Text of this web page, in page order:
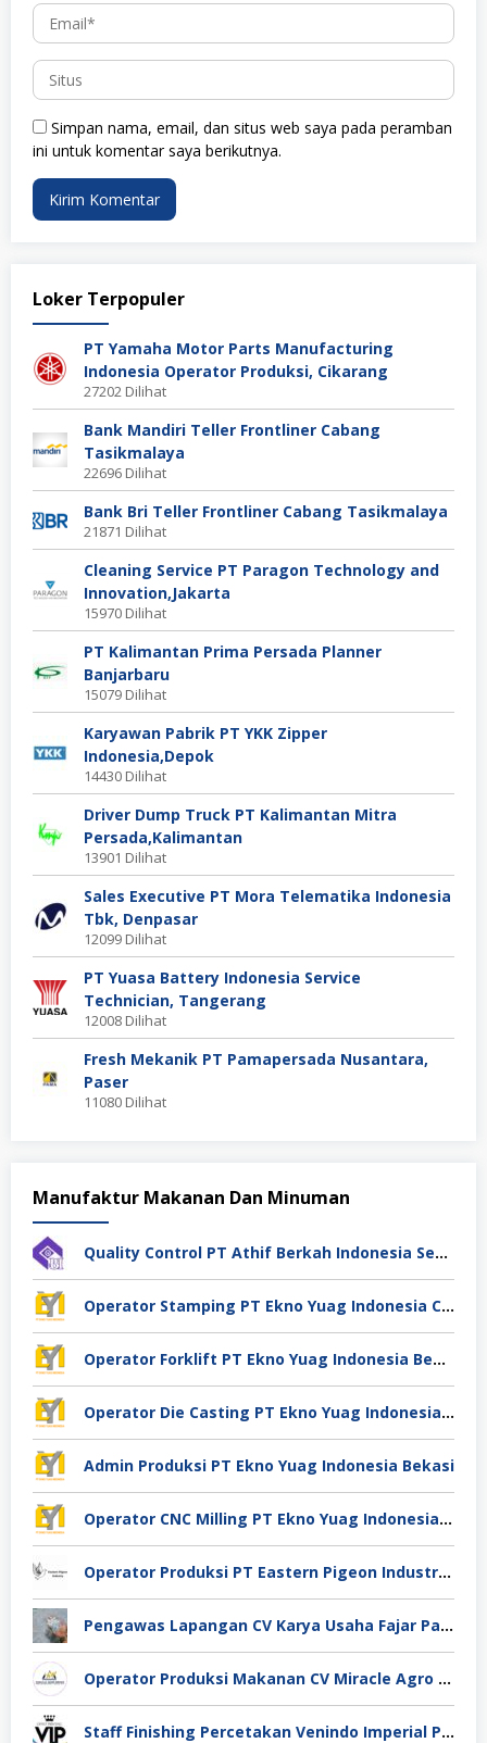
Simpan nama, email, dan situs web saya pada peramban
ini untuk komentar saya berikutnya.
Loker Terpopuler
PT Yamaha Motor Parts Manufacturing
Indonesia Operator Produksi, Cikarang
27202 Dilihat
Bank Mandiri Teller Frontliner Cabang
Tasikmalaya
22696 Dilihat
Bank Bri Teller Frontliner Cabang Tasikmalaya
21871 Dilihat
Cleaning Service PT Paragon Technology and
Innovation,Jakarta
15970 Dilihat
PT Kalimantan Prima Persada Planner
Banjarbaru
15079 Dilihat
Karyawan Pabrik PT YKK Zipper
Indonesia,Depok
14430 Dilihat
Driver Dump Truck PT Kalimantan Mitra
Persada,Kalimantan
13901 Dilihat
Sales Executive PT Mora Telematika Indonesia
Tbk, Denpasar
12099 Dilihat
PT Yuasa Battery Indonesia Service
Technician, Tangerang
12008 Dilihat
Fresh Mekanik PT Pamapersada Nusantara,
Paser
11080 Dilihat
Manufaktur Makanan Dan Minuman
Quality Control PT Athif Berkah Indonesia Semarang
Operator Stamping PT Ekno Yuag Indonesia Cikarang
Operator Forklift PT Ekno Yuag Indonesia Bekasi
Operator Die Casting PT Ekno Yuag Indonesia Bekasi
Admin Produksi PT Ekno Yuag Indonesia Bekasi
Operator CNC Milling PT Ekno Yuag Indonesia Bekasi
Operator Produksi PT Eastern Pigeon Industry Deli Serdang
Pengawas Lapangan CV Karya Usaha Fajar Pasuruan
Operator Produksi Makanan CV Miracle Agro Spices Sidoarjo
Staff Finishing Percetakan Venindo Imperial Perkasa Bandung Kota